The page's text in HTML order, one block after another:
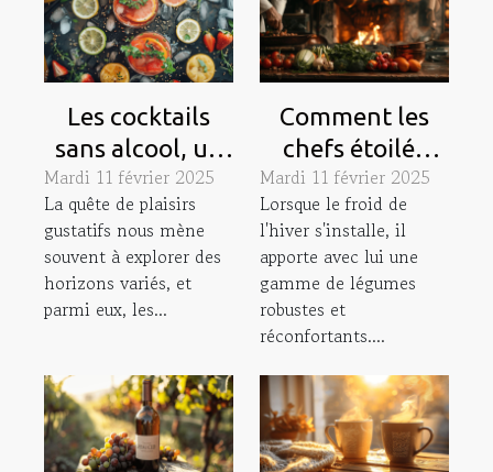
Les cocktails
sans alcool, un
plaisir gustatif
sans modération
Mardi 11 février 2025
La quête de plaisirs
gustatifs nous mène
souvent à explorer des
horizons variés, et
parmi eux, les...
Comment les
chefs étoilés
subliment-ils les
légumes d’hiver?
Mardi 11 février 2025
Lorsque le froid de
l'hiver s'installe, il
apporte avec lui une
gamme de légumes
robustes et
réconfortants....